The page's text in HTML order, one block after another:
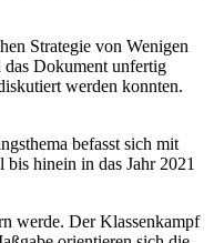
Strategie von Wenigen
Dokument unfertig
werden konnten.
befasst sich mit
hinein in das Jahr 2021
werde. Der Klassenkampf